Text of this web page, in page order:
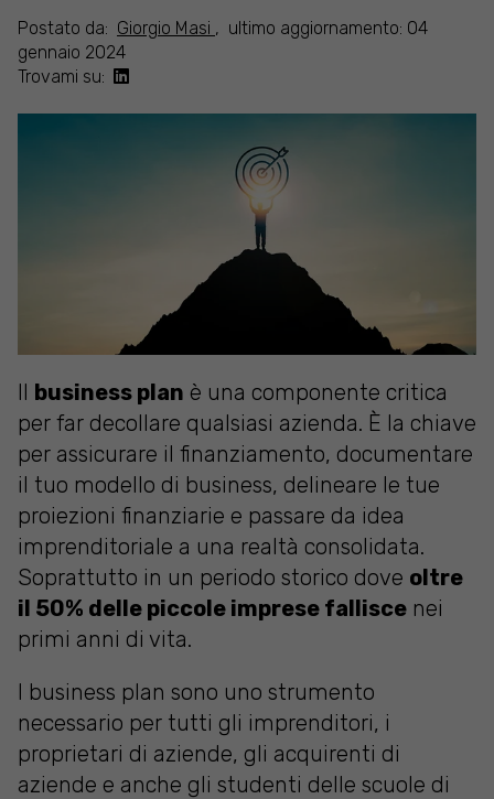
Postato da: Giorgio Masi , ultimo aggiornamento: 04
gennaio 2024
Trovami su:
Il business plan è una componente critica
per far decollare qualsiasi azienda. È la chiave
per assicurare il finanziamento, documentare
il tuo modello di business, delineare le tue
proiezioni finanziarie e passare da idea
imprenditoriale a una realtà consolidata.
Soprattutto in un periodo storico dove oltre
il 50% delle piccole imprese fallisce nei
primi anni di vita.
I business plan sono uno strumento
necessario per tutti gli imprenditori, i
proprietari di aziende, gli acquirenti di
aziende e anche gli studenti delle scuole di